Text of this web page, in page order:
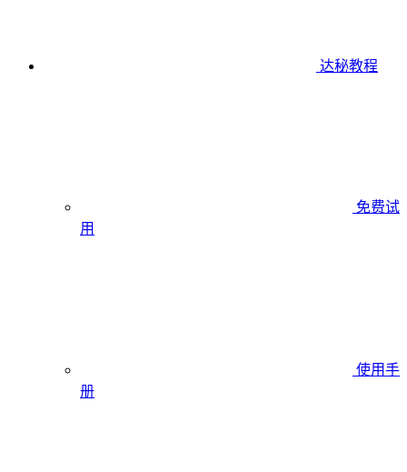
达秘教程
免费试
用
使用手
册